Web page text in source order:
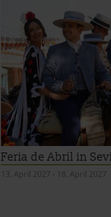
Feria de Abril in
13. April 2027 - 18. April 2027